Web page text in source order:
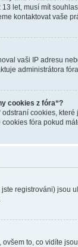
let, musí mít
kontaktovat vaše
vaši IP adresu
administrátora
cookies z fóra“?
odstraní cookies,
fóra pokud
registrováni) jsou
to, co vidíte